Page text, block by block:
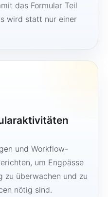
das Formular Teil
wird statt nur einer
und Workflow-
um Engpässe
zu überwachen und zu
nötig sind.